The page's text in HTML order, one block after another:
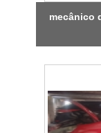
mecânico